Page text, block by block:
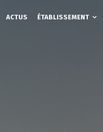
ACTUS ÉTABLISSEMENT